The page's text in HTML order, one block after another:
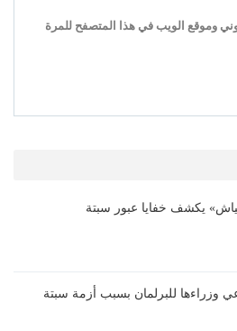
وموقع الويب في هذا المتصفح للمرة
يكشف خفايا عبور سبتة
وزراءها للبرلمان بسبب أزمة سبتة